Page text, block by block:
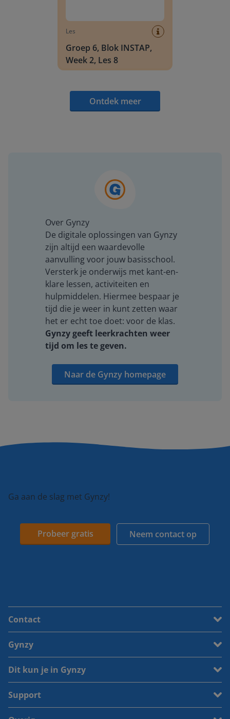
Les
Groep 6, Blok INSTAP,
Week 2, Les 8
Ontdek meer
Over Gynzy
De digitale oplossingen van Gynzy
zijn altijd een waardevolle
aanvulling voor jouw basisschool.
Versterk je onderwijs met kant-en-
klare lessen, activiteiten en
hulpmiddelen. Hiermee bespaar je
tijd die je weer in kunt zetten waar
het er echt toe doet: voor de klas.
Gynzy geeft leerkrachten weer
tijd om les te geven.
Naar de Gynzy homepage
Ga aan de slag met Gynzy!
Probeer gratis Neem contact op
Contact
Gynzy
Dit kun je in Gynzy
Support